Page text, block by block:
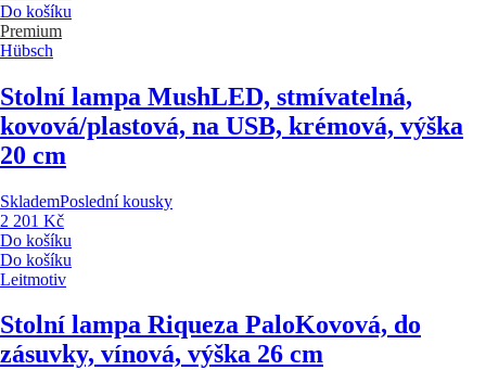
Do košíku
Premium
Hübsch
Stolní lampa MushLED, stmívatelná,
kovová/plastová, na USB, krémová, výška
20 cm
SklademPoslední kousky
2 201 Kč
Do košíku
Do košíku
Leitmotiv
Stolní lampa Riqueza PaloKovová, do
zásuvky, vínová, výška 26 cm